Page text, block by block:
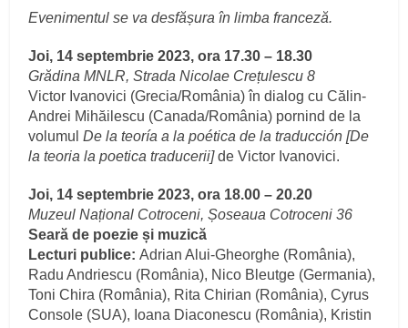
Evenimentul se va desfășura în limba franceză.
Joi, 14 septembrie 2023, ora 17.30 – 18.30
Grădina MNLR, Strada Nicolae Crețulescu 8
Victor Ivanovici (Grecia/România) în dialog cu Călin-
Andrei Mihăilescu (Canada/România) pornind de la
volumulDe la teoría a la poética de la traducción [De
la teoria la poetica traducerii]de Victor Ivanovici.
Joi, 14 septembrie 2023, ora 18.00 – 20.20
Muzeul Național Cotroceni, Șoseaua Cotroceni 36
Seară de poezie și muzică
Lecturi publice: Adrian Alui-Gheorghe (România),
Radu Andriescu (România), Nico Bleutge (Germania),
Toni Chira (România), Rita Chirian (România), Cyrus
Console (SUA), Ioana Diaconescu (România), Kristin